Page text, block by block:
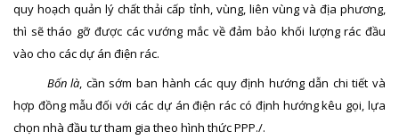
quy hoạch quản lý chất thải cấp tỉnh, vùng, liên vùng và địa phương,
thì sẽ tháo gỡ được các vướng mắc về đảm bảo khối lượng rác đầu
vào cho các dự án điện rác.
Bốn là, cần sớm ban hành các quy định hướng dẫn chi tiết và
hợp đồng mẫu đối với các dự án điện rác có định hướng kêu gọi, lựa
chọn nhà đầu tư tham gia theo hình thức PPP./.